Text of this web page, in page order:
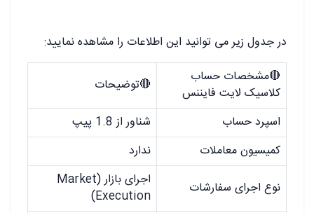
در جدول زیر می توانید این اطلاعات را مشاهده نمایید:
🔴مشخصات حساب
کلاسیک لایت فایننس
🔴توضیحات
اسپرد حساب
شناور از 1.8 پیپ
کمیسیون معاملات
ندارد
نوع اجرای سفارشات
اجرای بازار (Market
Execution)